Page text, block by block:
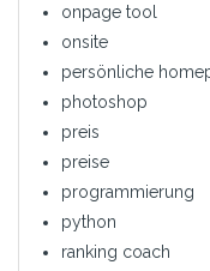
onpage tool
onsite
persönliche
photoshop
preis
preise
programmierung
python
ranking coach